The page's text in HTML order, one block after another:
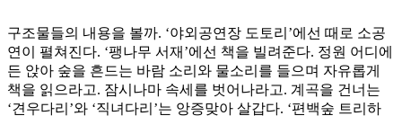
구조물들의 내용을 볼까. ‘야외공연장 도토리’에선 때로 소공
연이 펼쳐진다. ‘팽나무 서재’에선 책을 빌려준다. 정원 어디에
든 앉아 숲을 흔드는 바람 소리와 물소리를 들으며 자유롭게
책을 읽으라고. 잠시나마 속세를 벗어나라고. 계곡을 건너는
‘견우다리’와 ‘직녀다리’는 앙증맞아 살갑다. ‘편백숲 트리하